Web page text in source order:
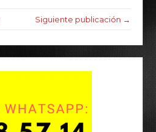
Siguiente publicación →